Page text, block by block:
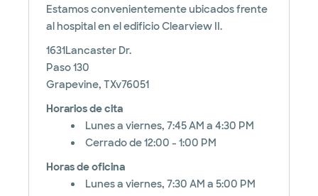
Estamos convenientemente ubicados frente
al hospital en el edificio Clearview II.
1631Lancaster Dr.
Paso 130
Grapevine, TXv76051
Horarios de cita
Lunes a viernes, 7:45 AM a 4:30 PM
Cerrado de 12:00 - 1:00 PM
Horas de oficina
Lunes a viernes, 7:30 AM a 5:00 PM